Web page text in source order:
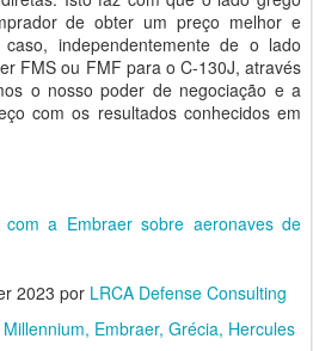
de obter um preço melhor e
independentemente de o lado
FMS ou FMF para o C-130J, através
o nosso poder de negociação e a
com os resultados conhecidos em
a Embraer sobre aeronaves de
2023 por LRCA Defense Consulting
Embraer Grécia Hercules